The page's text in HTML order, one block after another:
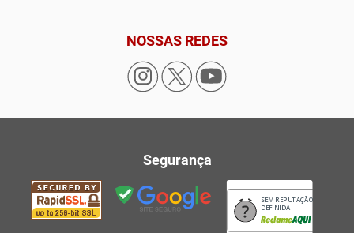
NOSSAS REDES
Segurança
SEM REPUTAÇÃO
DEFINIDA